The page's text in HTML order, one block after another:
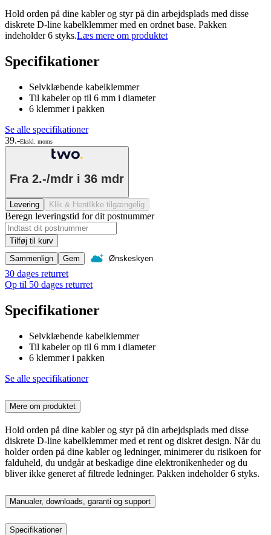
Hold orden på dine kabler og styr på din arbejdsplads med disse
diskrete D-line kabelklemmer med en ordnet base. Pakken
indeholder 6 styks.Læs mere om produktet
Specifikationer
Selvklæbende kabelklemmer
Til kabeler op til 6 mm i diameter
6 klemmer i pakken
Se alle specifikationer
39.-Ekskl. moms
Fra 2.-/mdr i 36 mdr
Levering Klik & Hent Ikke tilgængelig
Beregn leveringstid for dit postnummer
Tilføj til kurv
Sammenlign
Gem Ønskeskyen
30 dages returret
Op til 50 dages returret
Specifikationer
Selvklæbende kabelklemmer
Til kabeler op til 6 mm i diameter
6 klemmer i pakken
Se alle specifikationer
Mere om produktet
Hold orden på dine kabler og styr på din arbejdsplads med disse
diskrete D-line kabelklemmer med et rent og diskret design. Når du
holder orden på dine kabler og ledninger, minimerer du risikoen for
falduheld, du undgår at beskadige dine elektronikenheder og du
bliver ikke generet af filtrede ledninger. Pakken indeholder 6 styks.
Manualer, downloads, garanti og support
Specifikationer